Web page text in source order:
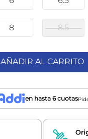
8 8.5
AÑADIR AL CARRITO
en hasta 6 cuotas